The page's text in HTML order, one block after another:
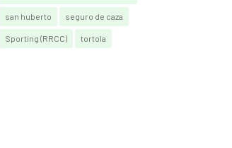
san huberto seguro de caza
Sporting (RRCC) tortola